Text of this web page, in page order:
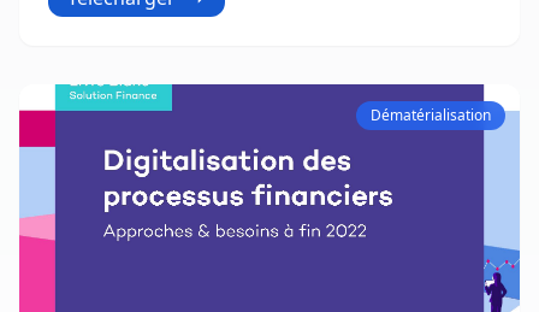
Dématérialisation